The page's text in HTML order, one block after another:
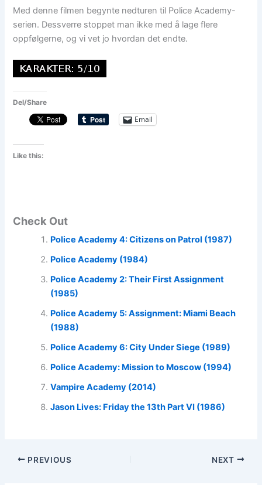
Med denne filmen begynte nedturen til Police Academy-
serien. Dessverre stoppet man ikke med å lage flere
oppfølgerne, og vi vet jo hvordan det endte.
Del/Share
Email
Like this:
Check Out
Police Academy 4: Citizens on Patrol (1987)
Police Academy (1984)
Police Academy 2: Their First Assignment
(1985)
Police Academy 5: Assignment: Miami Beach
(1988)
Police Academy 6: City Under Siege (1989)
Police Academy: Mission to Moscow (1994)
Vampire Academy (2014)
Jason Lives: Friday the 13th Part VI (1986)
PREVIOUS NEXT